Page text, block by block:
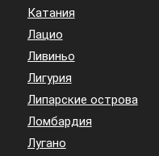
Катания
Лацио
Ливиньо
Лигурия
Липарские острова
Ломбардия
Лугано